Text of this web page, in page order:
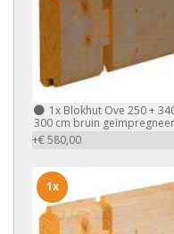
1x Blokhut Ove 250 +
300 cm bruin
+€ 580,00
1x